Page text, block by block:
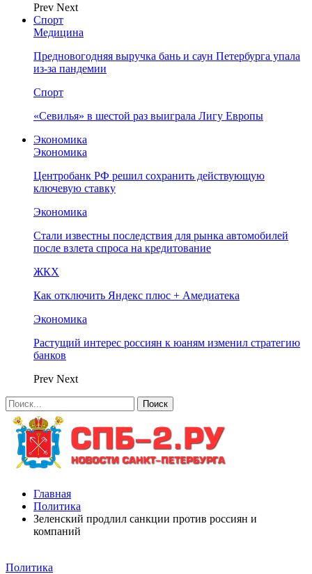
Prev Next
Спорт
Медицина
Предновогодняя выручка бань и саун Петербурга упала
из-за пандемии
Спорт
«Севилья» в шестой раз выиграла Лигу Европы
Экономика
Экономика
Центробанк РФ решил сохранить действующую
ключевую ставку
Экономика
Стали известны последствия для рынка автомобилей
после взлета спроса на кредитование
ЖКХ
Как отключить Яндекс плюс + Амедиатека
Экономика
Растущий интерес россиян к юаням изменил стратегию
банков
Prev Next
Главная
Политика
Зеленский продлил санкции против россиян и
компаний
Политика